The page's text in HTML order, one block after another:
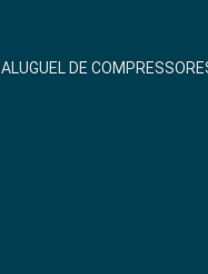
ALUGUEL DE